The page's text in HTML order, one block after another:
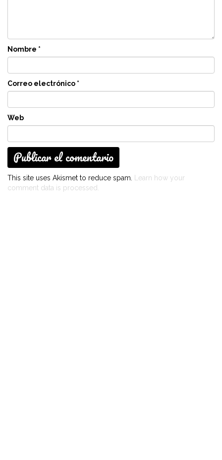
Nombre *
Correo electrónico *
Web
This site uses Akismet to reduce spam.
Learn how your
comment data is processed.